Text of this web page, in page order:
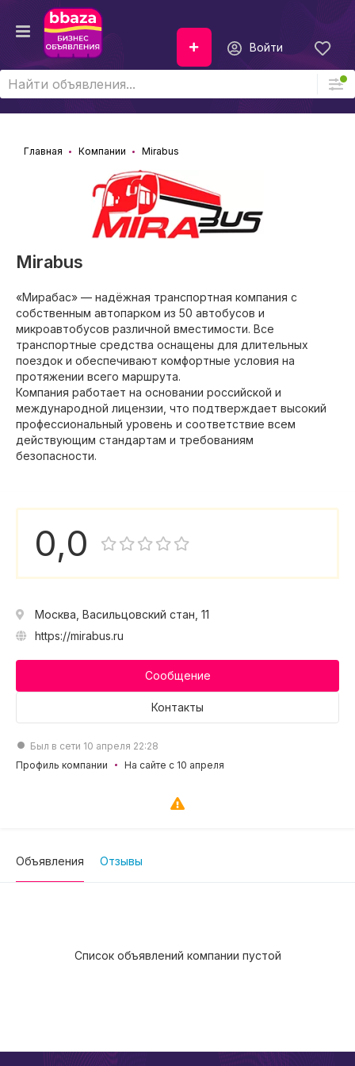
Войти
Главная Компании Mirabus
Mirabus
«Мирабас» — надёжная транспортная компания с
собственным автопарком из 50 автобусов и
микроавтобусов различной вместимости. Все
транспортные средства оснащены для длительных
поездок и обеспечивают комфортные условия на
протяжении всего маршрута.
Компания работает на основании российской и
международной лицензии, что подтверждает высокий
профессиональный уровень и соответствие всем
действующим стандартам и требованиям
безопасности.
0,0
Москва, Васильцовский стан, 11
https://mirabus.ru
Сообщение
Контакты
Был в сети 10 апреля 22:28
Профиль компании
На сайте с 10 апреля
Объявления Отзывы
Список объявлений компании пустой